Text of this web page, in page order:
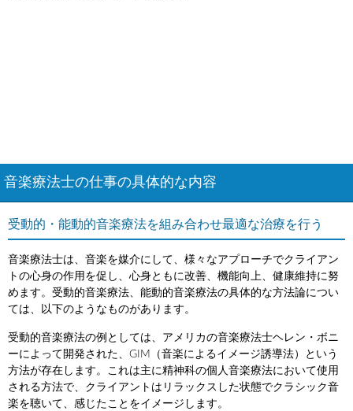
音楽療法士の仕事の具体的な内容
受動的・能動的音楽療法を組み合わせ最適な治療を行う
音楽療法士は、音楽を媒介にして、様々なアプローチでクライアン
トの心身の作用を促し、心身ともに改善、機能向上、健康維持に努
めます。受動的音楽療法、能動的音楽療法の具体的な方法論につい
ては、以下のようなものがあります。
受動的音楽療法の例としては、アメリカの音楽療法士ヘレン・ボニ
ーによって開発された、GIM（音楽によるイメージ誘導法）という
方法が存在します。これは主に精神科の個人音楽療法において使用
される方法で、クライアントはリラックスした状態でクラシック音
楽を聴いて、感じたことをイメージします。